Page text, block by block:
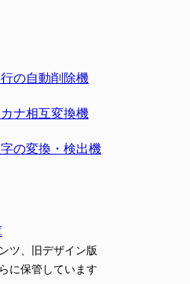
の自動削除機
ナ相互変換機
の変換・検出機
ツ、旧デザイン版
に保管しています